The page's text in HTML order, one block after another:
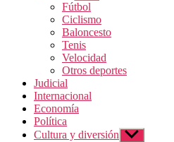
Fútbol
Ciclismo
Baloncesto
Tenis
Velocidad
Otros deportes
Judicial
Internacional
Economía
Política
Cultura y diversión Mostrar el